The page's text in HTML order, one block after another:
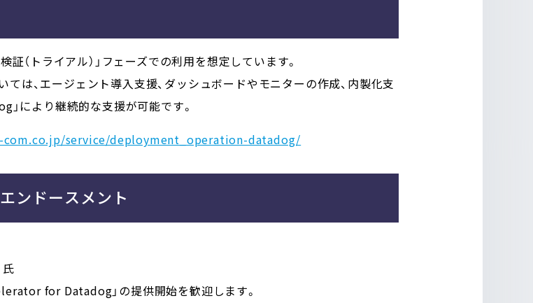
（トライアル）」フェーズでの利用を想定しています。
ては、エージェント導入支援、ダッシュボードやモニターの作成、内製化支
」により継続的な支援が可能です。
service/deployment_operation-datadog/
ンドースメント
for Datadog」の提供開始を歓迎します。